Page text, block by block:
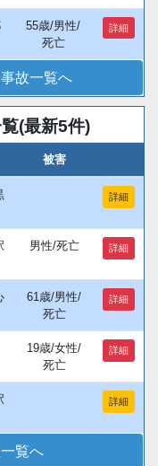
55歳/男性/
死亡
詳細
故一覧へ
(最新5件)
被害
詳細
男性/死亡 詳細
61歳/男性/
死亡
詳細
19歳/女性/
死亡
詳細
詳細
覧へ